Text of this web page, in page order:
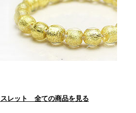
レット 全ての商品を見る